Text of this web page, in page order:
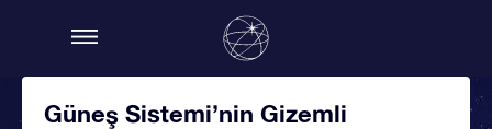
Güneş Sistemi’nin Gizemli